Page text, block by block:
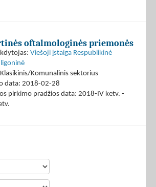
oftalmologinės priemonės
Viešoji įstaiga Respublikinė
Komunalinis sektorius
data: 2018-02-28
pirkimo pradžios data: 2018-IV ketv. -